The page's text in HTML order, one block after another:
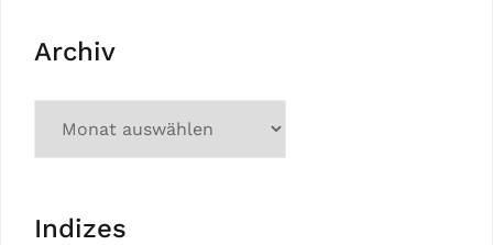
Archiv
Indizes